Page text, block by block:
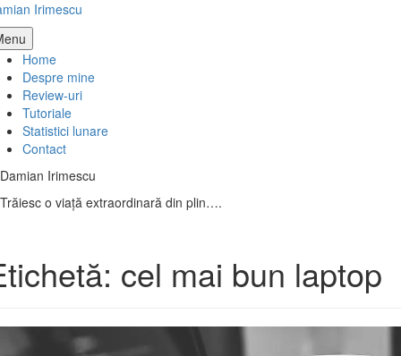
Skip
to
content
Irimescu
Home
Despre mine
Review-uri
Tutoriale
Statistici lunare
Contact
Damian Irimescu
Trăiesc o viață extraordinară din plin….
cel mai bun laptop